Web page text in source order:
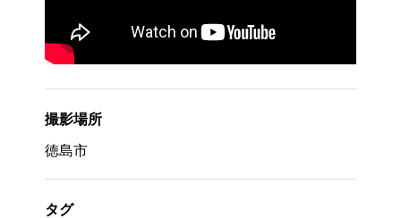
撮影場所
徳島市
タグ